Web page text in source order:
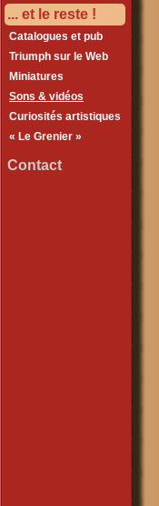
... et le reste !
Catalogues et pub
Triumph sur le Web
Miniatures
Sons & vidéos
Curiosités artistiques
« Le Grenier »
Contact